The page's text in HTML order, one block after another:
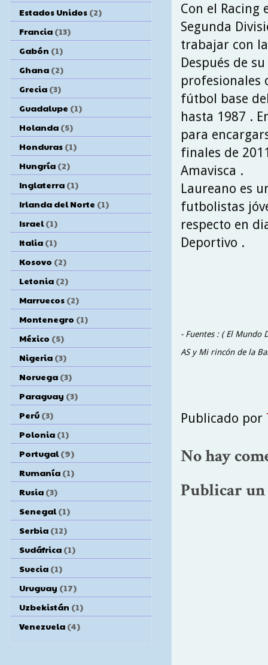
Con el Racing
Segunda
trabajar con
Después de
profesionales
fútbol base
hasta 1987 .
para
finales de
Amavisca .
Laureano es
futbolistas
respecto en
Deportivo .
- Fuentes : ( El Mundo
AS y Mi rincón de la
Publicado por
No hay
Publicar
Estados Unidos (2)
Francia (13)
Gabón (1)
Ghana (2)
Grecia (3)
Guadalupe (1)
Holanda (5)
Honduras (1)
Hungría (2)
Inglaterra (1)
Irlanda del Norte (1)
Israel (1)
Italia (1)
Kosovo (2)
Letonia (2)
Marruecos (2)
Montenegro (1)
México (5)
Nigeria (3)
Noruega (3)
Paraguay (3)
Perú (3)
Polonia (1)
Portugal (9)
Rumanía (1)
Rusia (3)
Senegal (1)
Serbia (12)
Sudáfrica (1)
Suecia (1)
Uruguay (17)
Uzbekistán (1)
Venezuela (4)